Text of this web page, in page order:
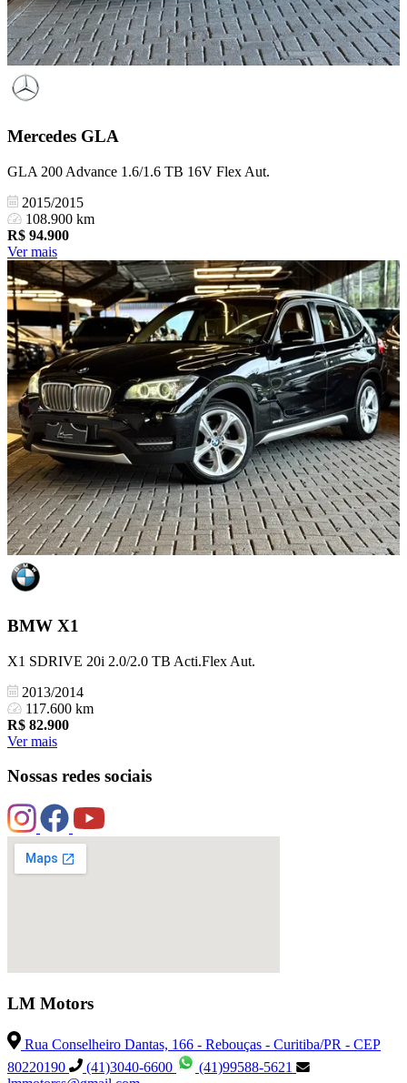
Mercedes GLA
GLA 200 Advance 1.6/1.6 TB 16V Flex Aut.
2015/2015
108.900 km
R$ 94.900
Ver mais
BMW X1
X1 SDRIVE 20i 2.0/2.0 TB Acti.Flex Aut.
2013/2014
117.600 km
R$ 82.900
Ver mais
Nossas redes sociais
LM Motors
Rua Conselheiro Dantas, 166 - Rebouças - Curitiba/PR - CEP
80220190
(41)3040-6600
(41)99588-5621